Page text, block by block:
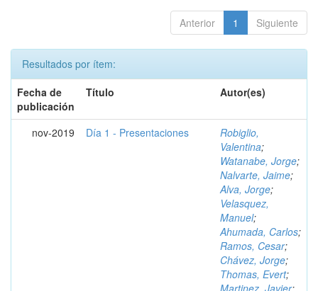
Anterior 1 Siguiente
Resultados por ítem:
Fecha de
publicación
Título Autor(es)
nov-2019 Día 1 - Presentaciones
Robiglio,
Valentina;
Watanabe, Jorge;
Nalvarte, Jaime;
Alva, Jorge;
Velasquez,
Manuel;
Ahumada, Carlos;
Ramos, Cesar;
Chávez, Jorge;
Thomas, Evert;
Martinez, Javier;